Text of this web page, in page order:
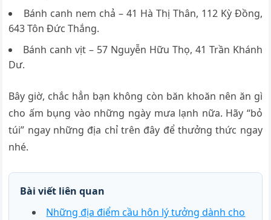
Bánh canh nem chả – 41 Hà Thị Thân, 112 Kỳ Đồng,
643 Tôn Đức Thắng.
Bánh canh vịt – 57 Nguyễn Hữu Thọ, 41 Trần Khánh
Dư.
Bây giờ, chắc hẳn bạn không còn băn khoăn nên ăn gì
cho ấm bụng vào những ngày mưa lạnh nữa. Hãy “bỏ
túi” ngay những địa chỉ trên đây để thưởng thức ngay
nhé.
Bài viết liên quan
Những địa điểm cầu hôn lý tưởng dành cho